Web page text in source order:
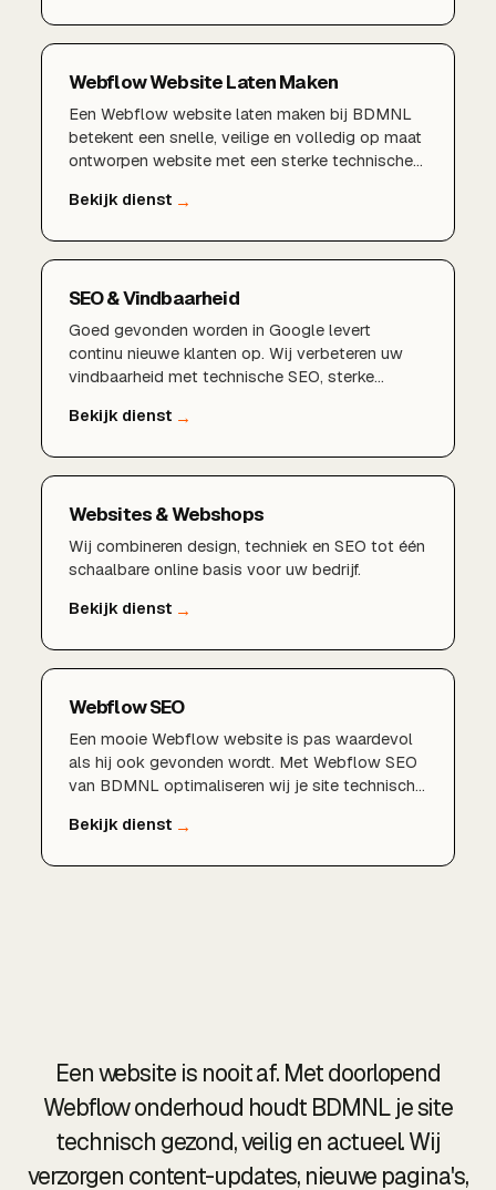
Webflow Website Laten Maken
Een Webflow website laten maken bij BDMNL
betekent een snelle, veilige en volledig op maat
ontworpen website met een sterke technische
beheren.
SEO & Vindbaarheid
Goed gevonden worden in Google levert
continu nieuwe klanten op. Wij verbeteren uw
vindbaarheid met technische SEO, sterke
Websites & Webshops
Wij combineren design, techniek en SEO tot één
schaalbare online basis voor uw bedrijf.
Webflow SEO
Een mooie Webflow website is pas waardevol
als hij ook gevonden wordt. Met Webflow SEO
van BDMNL optimaliseren wij je site technisch
laadtijden tot sterke content en een logische
Een website is nooit af. Met doorlopend
Webflow onderhoud houdt BDMNL je site
technisch gezond, veilig en actueel. Wij
verzorgen content-updates, nieuwe pagina's,